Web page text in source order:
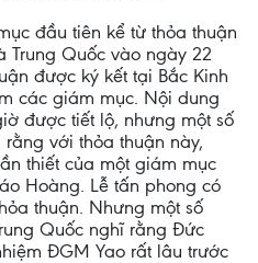
đầu tiên kể từ thỏa thuận
Trung Quốc vào ngày 22
được ký kết tại Bắc Kinh
các giám mục. Nội dung
được tiết lộ, nhưng một số
với thỏa thuận này,
thiết của một giám mục
Hoàng. Lễ tấn phong có
thuận. Nhưng một số
Quốc nghĩ rằng Đức
ĐGM Yao rất lâu trước